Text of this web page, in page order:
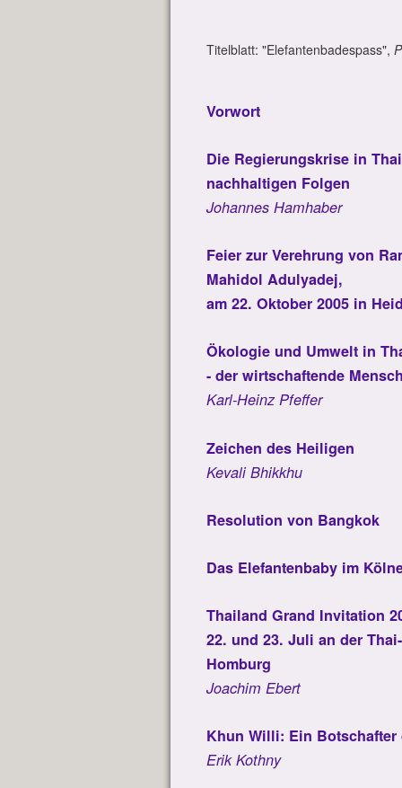
Titelblatt: "Elefantenbadespass",
Vorwort
Die Regierungskrise in
nachhaltigen Folgen
Johannes Hamhaber
Feier zur Verehrung von
Mahidol Adulyadej,
am 22. Oktober 2005 in
Ökologie und Umwelt in
- der wirtschaftende
Karl-Heinz Pfeffer
Zeichen des Heiligen
Kevali Bhikkhu
Resolution von Bangkok
Das Elefantenbaby im
Thailand Grand Invitation
22. und 23. Juli an der
Homburg
Joachim Ebert
Khun Willi: Ein Botschafter
Erik Kothny